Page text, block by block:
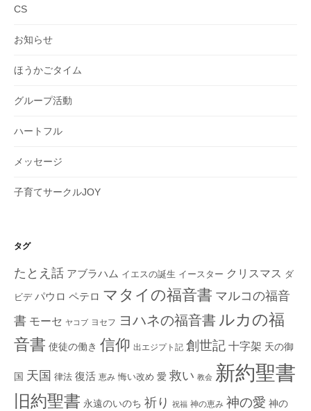
CS
お知らせ
ほうかごタイム
グループ活動
ハートフル
メッセージ
子育てサークルJOY
タグ
たとえ話 アブラハム イエスの誕生 イースター クリスマス ダ
ビデ パウロ ペテロ マタイの福音書 マルコの福音
書 モーセ ヤコブ ヨセフ ヨハネの福音書 ルカの福
音書 使徒の働き 信仰 出エジプト記 創世記 十字架 天の御
国 天国 律法 復活 恵み 悔い改め 愛 救い 教会 新約聖書
旧約聖書 永遠のいのち 祈り 祝福 神の恵み 神の愛 神の